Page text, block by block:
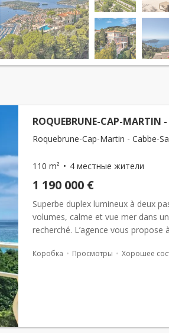
ROQUEBRUNE-CAP-MARTIN -
Roquebrune-Cap-Martin - Cabbe-
110 m² 4 местные жители
1 190 000 €
Superbe duplex lumineux à deux
volumes, calme et vue mer dans
recherché. L’agence vous propose
Коробка Просмотры Хорошее